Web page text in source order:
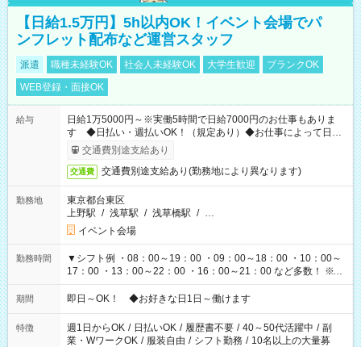
【日給1.5万円】5h以内OK！イベント会場でパ
ンフレット配布など運営スタッフ
派遣 職種未経験OK 社会人未経験OK 大学生歓迎
ブランクOK
WEB登録・面接OK
給与
日給1万5000円～※実働5時間で日給7000円のお仕事もありま
す ◆日払い・週払いOK！（規定あり）◆お仕事によって日給
も異なります
交通費別途支給あり
交通費 交通費別途支給あり(勤務地により異なります)
勤務地
東京都台東区
上野駅 / 浅草駅 / 浅草橋駅 / …
イベント会場
勤務時間
▼シフト例 ・08：00～19：00 ・09：00～18：00 ・10：00～
17：00 ・13：00～22：00 ・16：00～21：00 など多数！ ※お
仕事により勤務時間が異なります
期間 即日～OK！ ◆お好きな日1日～働けます
特徴 週1日からOK / 日払いOK / 履歴書不要 / 40～50代活躍中 / 副
業・WワークOK / 服装自由 / シフト勤務 / 10名以上の大量募